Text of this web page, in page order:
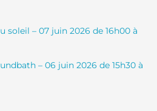
soleil – 07 juin 2026 de 16h00 à
– 06 juin 2026 de 15h30 à